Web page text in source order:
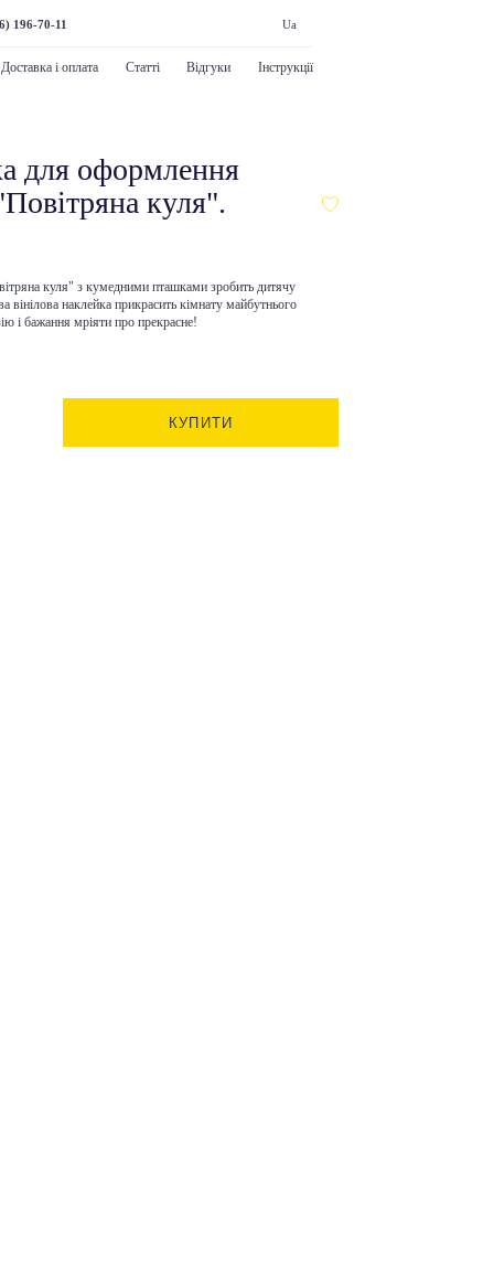
196-70-11 Ua
Доставка і оплата Статті Відгуки Інструкції
для оформлення
куля".
куля" з кумедними пташками зробить дитячу
вінілова наклейка прикрасить кімнату майбутнього
і бажання мріяти про прекрасне!
КУПИТИ